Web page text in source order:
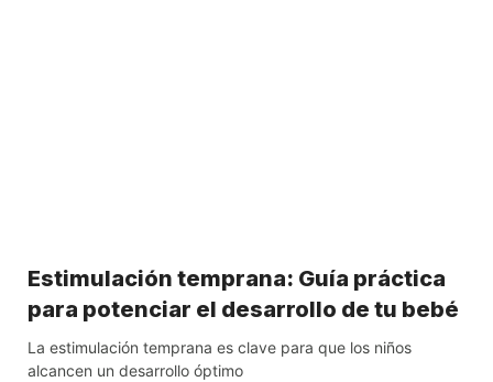
Estimulación temprana: Guía práctica
para potenciar el desarrollo de tu bebé
La estimulación temprana es clave para que los niños
alcancen un desarrollo óptimo